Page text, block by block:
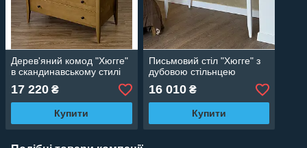
Дерев'яний комод "Хюгге"
в скандинавському стилі
17 220 ₴
Купити
Письмовий стіл "Хюгге" з
дубовою стільнцею
16 010₴
Купити